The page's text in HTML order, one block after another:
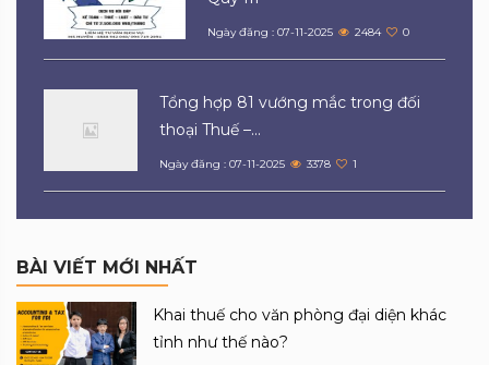
Ngày đăng : 07-11-2025 2484 0
Tổng hợp 81 vướng mắc trong đối
thoại Thuế –...
Ngày đăng : 07-11-2025 3378 1
BÀI VIẾT MỚI NHẤT
Khai thuế cho văn phòng đại diện khác
tỉnh như thế nào?